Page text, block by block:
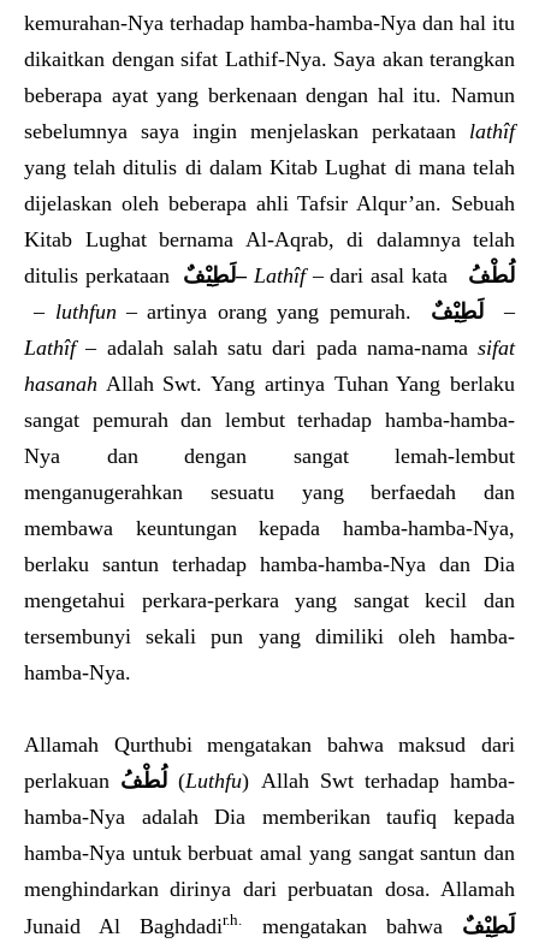
kemurahan-Nya terhadap hamba-hamba-Nya dan hal itu
dikaitkan dengan sifat Lathif-Nya. Saya akan terangkan
beberapa ayat yang berkenaan dengan hal itu. Namun
sebelumnya saya ingin menjelaskan perkataan lathîf
yang telah ditulis di dalam Kitab Lughat di mana telah
dijelaskan oleh beberapa ahli Tafsir Alqur’an. Sebuah
Kitab Lughat bernama Al-Aqrab, di dalamnya telah
ditulis perkataan لَطِيْفٌ– Lathîf –dari asal kata
لُطْفُ
– luthfun– artinya orang yang pemurah.
–
Lathîf – adalah salah satu dari pada nama-nama sifat
hasanah Allah Swt. Yang artinya Tuhan Yang berlaku
sangat pemurah dan lembut terhadap hamba-hamba-
Nya dan dengan sangat lemah-lembut
menganugerahkan sesuatu yang berfaedah dan
membawa keuntungan kepada hamba-hamba-Nya,
berlaku santun terhadap hamba-hamba-Nya dan Dia
mengetahui perkara-perkara yang sangat kecil dan
tersembunyi sekali pun yang dimiliki oleh hamba-
hamba-Nya.
Allamah Qurthubi mengatakan bahwa maksud dari
perlakuan لُطْفُ (Luthfu) Allah Swt terhadap hamba-
hamba-Nya adalah Dia memberikan taufiq kepada
hamba-Nya untuk berbuat amal yang sangat santun dan
menghindarkan dirinya dari perbuatan dosa. Allamah
Junaid Al Baghdadir.h. mengatakan bahwa لَطِيْفٌ